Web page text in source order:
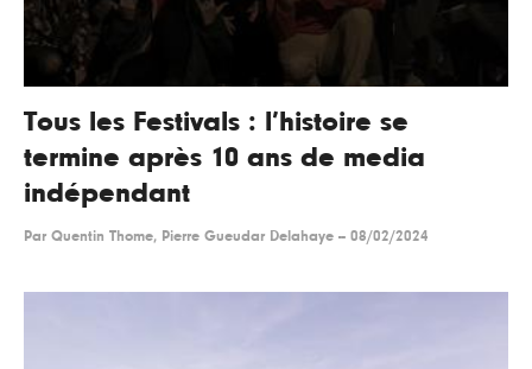
Tous les Festivals : l’histoire se
termine après 10 ans de media
indépendant
Par Quentin Thome, Pierre Gueudar Delahaye -- 08/02/2024